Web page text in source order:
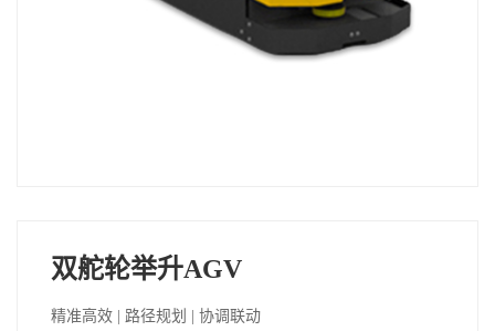
双舵轮举升AGV
精准高效 | 路径规划 | 协调联动